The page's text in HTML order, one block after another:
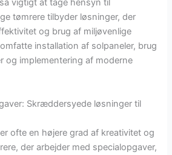
vigtigt at tage hensyn til
tømrere tilbyder løsninger, der
og brug af miljøvenlige
installation af solpaneler, brug
og implementering af moderne
Skræddersyede løsninger til
ofte en højere grad af kreativitet og
der arbejder med specialopgaver,